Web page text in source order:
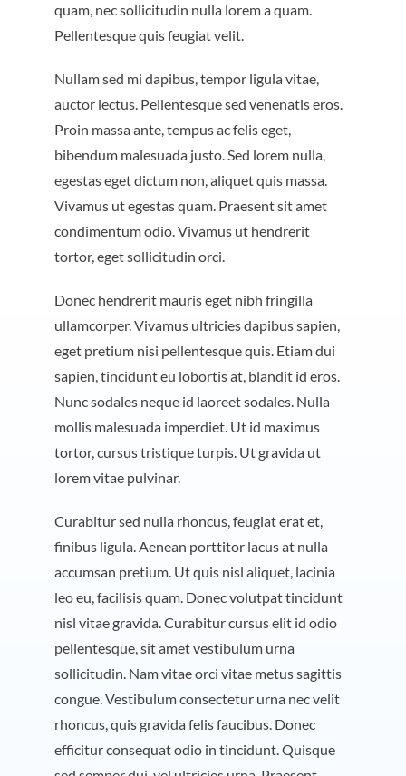
quam, nec sollicitudin nulla lorem a quam.
Pellentesque quis feugiat velit.
Nullam sed mi dapibus, tempor ligula vitae,
auctor lectus. Pellentesque sed venenatis eros.
Proin massa ante, tempus ac felis eget,
bibendum malesuada justo. Sed lorem nulla,
egestas eget dictum non, aliquet quis massa.
Vivamus ut egestas quam. Praesent sit amet
condimentum odio. Vivamus ut hendrerit
tortor, eget sollicitudin orci.
Donec hendrerit mauris eget nibh fringilla
ullamcorper. Vivamus ultricies dapibus sapien,
eget pretium nisi pellentesque quis. Etiam dui
sapien, tincidunt eu lobortis at, blandit id eros.
Nunc sodales neque id laoreet sodales. Nulla
mollis malesuada imperdiet. Ut id maximus
tortor, cursus tristique turpis. Ut gravida ut
lorem vitae pulvinar.
Curabitur sed nulla rhoncus, feugiat erat et,
finibus ligula. Aenean porttitor lacus at nulla
accumsan pretium. Ut quis nisl aliquet, lacinia
leo eu, facilisis quam. Donec volutpat tincidunt
nisl vitae gravida. Curabitur cursus elit id odio
pellentesque, sit amet vestibulum urna
sollicitudin. Nam vitae orci vitae metus sagittis
congue. Vestibulum consectetur urna nec velit
rhoncus, quis gravida felis faucibus. Donec
efficitur consequat odio in tincidunt. Quisque